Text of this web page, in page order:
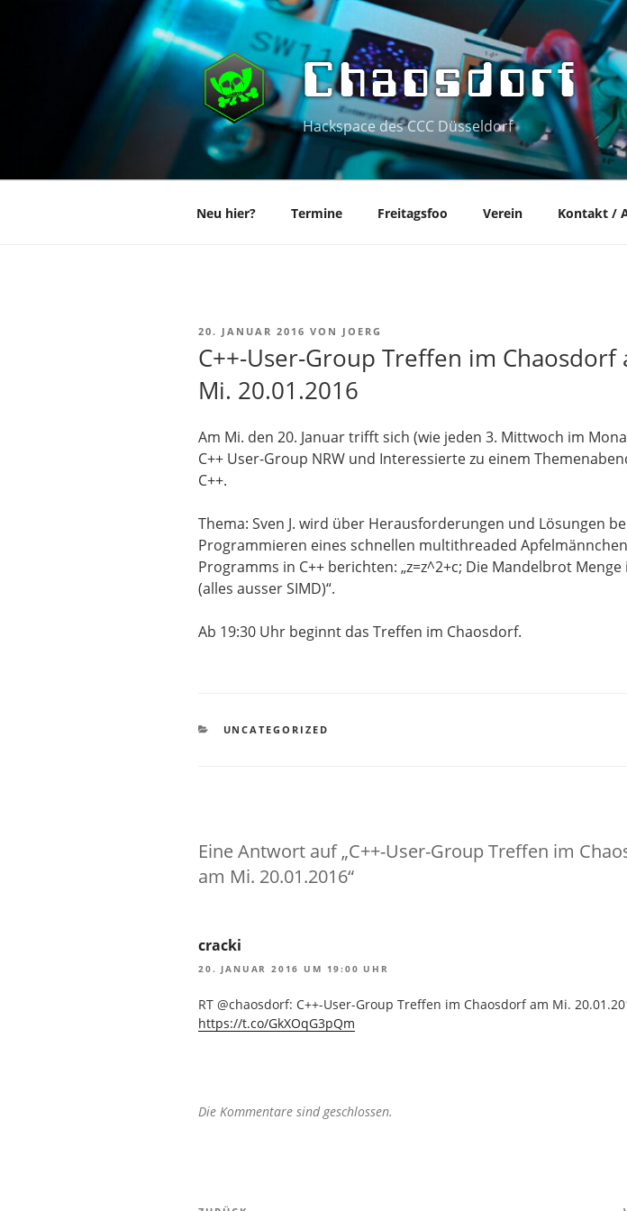
Chaosdorf
Hackspace des CCC Düsseldorf
Neu hier? Termine Freitagsfoo Verein Kontakt /
VERÖFFENTLICHT
20. JANUAR 2016 VON JOERG
C++-User-Group Treffen im Chaosdorf
Mi. 20.01.2016
Am Mi. den 20. Januar trifft sich (wie jeden 3. Mittwoch im
C++ User-Group NRW und Interessierte zu einem
C++.
Thema: Sven J. wird über Herausforderungen und Lösungen
Programmieren eines schnellen multithreaded Apfelmännchen
Programms in C++ berichten: „z=z^2+c; Die Mandelbrot Menge
(alles ausser SIMD)“.
Ab 19:30 Uhr beginnt das Treffen im Chaosdorf.
KATEGORIEN
UNCATEGORIZED
Eine Antwort auf „C++-User-Group Treffen im
am Mi. 20.01.2016“
cracki
20. JANUAR 2016 UM 19:00 UHR
RT @chaosdorf: C++-User-Group Treffen im Chaosdorf am Mi.
https://t.co/GkXOqG3pQm
Die Kommentare sind geschlossen.